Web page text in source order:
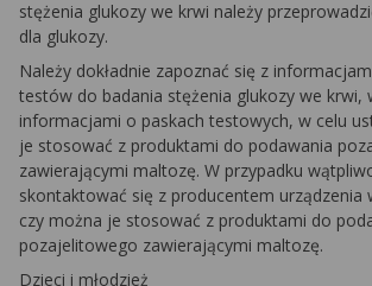
stężenia glukozy we krwi należy
dla glukozy.
Należy dokładnie zapoznać się z
testów do badania stężenia glukozy we krwi,
informacjami o paskach testowych, w celu
je stosować z produktami do podawania
zawierającymi maltozę. W przypadku
skontaktować się z producentem urządzenia
czy można je stosować z produktami do
pozajelitowego zawierającymi maltozę.
Dzieci i młodzież